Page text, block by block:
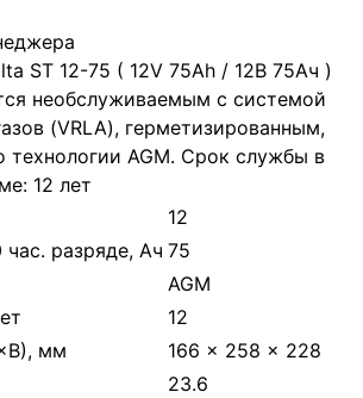
ST 12-75 ( 12V 75Ah / 12В 75Ач )
необслуживаемым с системой
(VRLA), герметизированным,
технологии AGM. Срок службы в
12 лет
12
разряде, Ач 75
AGM
12
мм
166 × 258 × 228
23.6